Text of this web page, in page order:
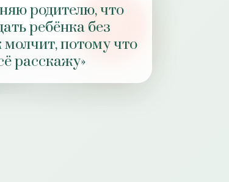
PZ
ПРАКТИКИ
родителю, что
ребёнка без
молчит, потому что
расскажу»